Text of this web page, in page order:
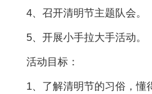
4、召开清明节主题队会。
5、开展小手拉大手活动。
活动目标：
1、了解清明节的习俗，懂